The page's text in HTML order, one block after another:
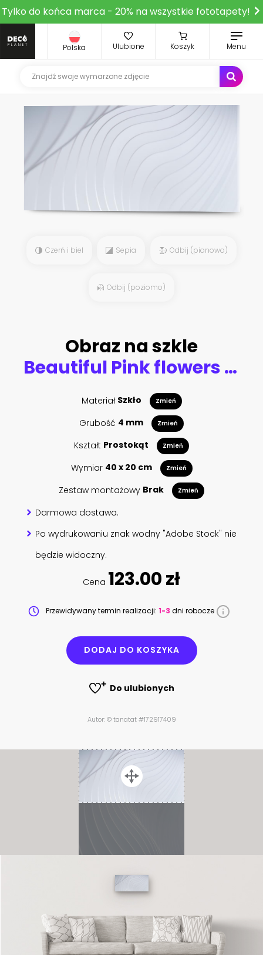
Tylko do końca marca - 20% na wszystkie fototapety!
Polska Ulubione Koszyk Menu
Czerń i biel Sepia Odbij (pionowo)
Odbij (poziomo)
Obraz na szkle
Beautiful Pink flowers background
Materiał Szkło Zmień
Grubość 4 mm Zmień
Kształt Prostokąt Zmień
Wymiar 40 x 20 cm Zmień
Zestaw montażowy Brak Zmień
Darmowa dostawa.
Po wydrukowaniu znak wodny "Adobe Stock" nie
będzie widoczny.
Cena 123.00 zł
Przewidywany termin realizacji: 1-3 dni robocze
DODAJ DO KOSZYKA
Do ulubionych
Autor: © tanatat #172917409